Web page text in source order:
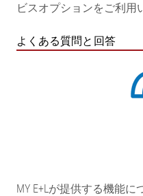
ビスオプションをご利用
よくある質問と回答
MY E+Lが提供する機能